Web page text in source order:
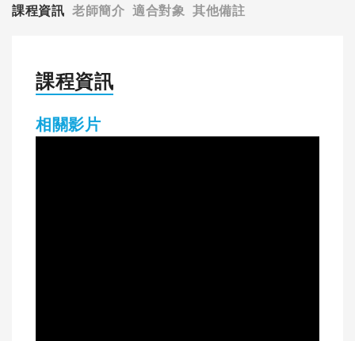
課程資訊 老師簡介 適合對象 其他備註
課程資訊
相關影片